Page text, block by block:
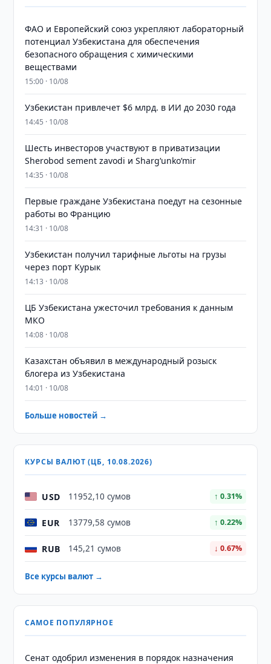
ФАО и Европейский союз укрепляют лабораторный
потенциал Узбекистана для обеспечения
безопасного обращения с химическими
веществами
15:00 · 10/08
Узбекистан привлечет $6 млрд. в ИИ до 2030 года
14:45 · 10/08
Шесть инвесторов участвуют в приватизации
Sherobod sement zavodi и Shargʻunkoʻmir
14:35 · 10/08
Первые граждане Узбекистана поедут на сезонные
работы во Францию
14:31 · 10/08
Узбекистан получил тарифные льготы на грузы
через порт Курык
14:13 · 10/08
ЦБ Узбекистана ужесточил требования к данным
МКО
14:08 · 10/08
Казахстан объявил в международный розыск
блогера из Узбекистана
14:01 · 10/08
Больше новостей →
КУРСЫ ВАЛЮТ (ЦБ, 10.08.2026)
USD 11952,10 сумов ↑ 0.31%
EUR 13779,58 сумов ↑ 0.22%
RUB 145,21 сумов ↓ 0.67%
Все курсы валют →
САМОЕ ПОПУЛЯРНОЕ
Сенат одобрил изменения в порядок назначения